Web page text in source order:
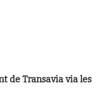
de Transavia via les